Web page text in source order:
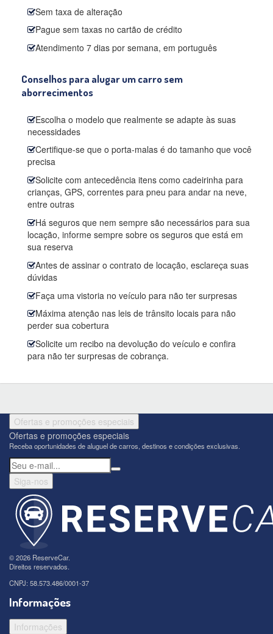
Sem taxa de alteração
Pague sem taxas no cartão de crédito
Atendimento 7 dias por semana, em português
Conselhos para alugar um carro sem
aborrecimentos
Escolha o modelo que realmente se adapte às suas
necessidades
Certifique-se que o porta-malas é do tamanho que você
precisa
Solicite com antecedência itens como cadeirinha para
crianças, GPS, correntes para pneu para andar na neve,
entre outras
Há seguros que nem sempre são necessários para sua
locação, informe sempre sobre os seguros que está em
sua reserva
Antes de assinar o contrato de locação, esclareça suas
dúvidas
Faça uma vistoria no veículo para não ter surpresas
Máxima atenção nas leis de trânsito locais para não
perder sua cobertura
Solicite um recibo na devolução do veículo e confira
para não ter surpresas de cobrança.
Ofertas e promoções especiais
Ofertas e promoções especiais
Receba oportunidades de aluguel de carros, destinos e condições exclusivas.
Siga-nos
© 2026 ReserveCar.
Direitos reservados.
CNPJ: 58.573.486/0001-37
Informações
Informações